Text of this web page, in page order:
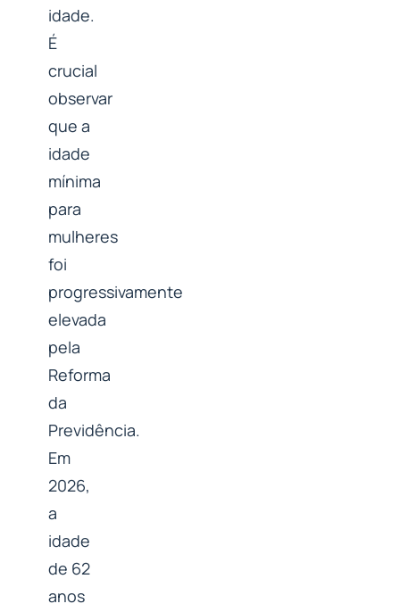
idade.
É
crucial
observar
que a
idade
mínima
para
mulheres
foi
progressivamente
elevada
pela
Reforma
da
Previdência.
Em
2026,
a
idade
de 62
anos